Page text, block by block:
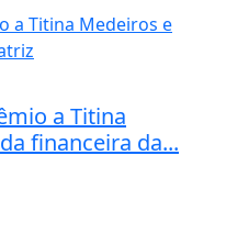
a Titina
financeira da...